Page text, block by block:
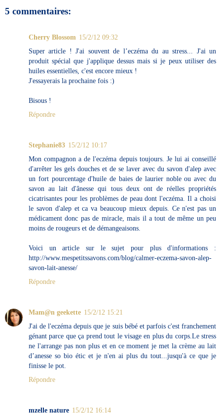
5 commentaires:
Cherry Blossom 15/2/12 09:32
Super article ! J'ai souvent de l’eczéma du au stress... J'ai un
produit spécial que j'applique dessus mais si je peux utiliser des
huiles essentielles, c'est encore mieux !
J'essayerais la prochaine fois :)
Bisous !
Répondre
Stephanie83 15/2/12 10:17
Mon compagnon a de l'eczéma depuis toujours. Je lui ai conseillé
d'arrêter les gels douches et de se laver avec du savon d'alep avec
un fort pourcentage d'huile de baies de laurier noble ou avec du
savon au lait d'ânesse qui tous deux ont de réelles propriétés
cicatrisantes pour les problèmes de peau dont l'eczéma. Il a choisi
le savon d'alep et ca va beaucoup mieux depuis. Ce n'est pas un
médicament donc pas de miracle, mais il a tout de même un peu
moins de rougeurs et de démangeaisons.
Voici un article sur le sujet pour plus d'informations :
http://www.mespetitssavons.com/blog/calmer-eczema-savon-alep-
savon-lait-anesse/
Répondre
Mam@n geekette 15/2/12 15:21
J'ai de l'eczéma depuis que je suis bébé et parfois c'est franchement
génant parce que ça prend tout le visage en plus du corps.Le stress
ne l'arrange pas non plus et en ce moment je met la crème au lait
d’anesse so bio étic et je n'en ai plus du tout...jusqu'à ce que je
finisse le pot.
Répondre
mzelle nature 15/2/12 16:14